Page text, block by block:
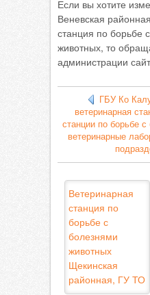
Если вы хотите
Веневская
станция по борьбе
животных, то
администрации
ГБУ Ко
ветеринарная
станции по борьбе
ветеринарные
Ветеринарная
станция по
борьбе с
болезнями
животных
Щекинская
районная, ГУ ТО